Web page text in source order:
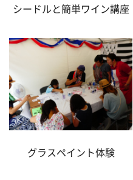
シードルと簡単ワイン講座
グラスペイント体験